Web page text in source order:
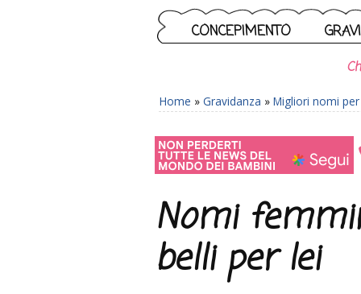
CONCEPIMENTO
Home » Gravidanza » Migliori nomi
Nomi
belli per lei